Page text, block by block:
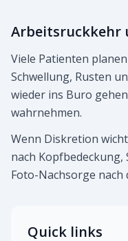
Arbeitsruckkehr
Viele Patienten
Schwellung, Rusten
wieder ins Buro
wahrnehmen.
Wenn Diskretion
nach
Foto-Nachsorge nach
Quick links